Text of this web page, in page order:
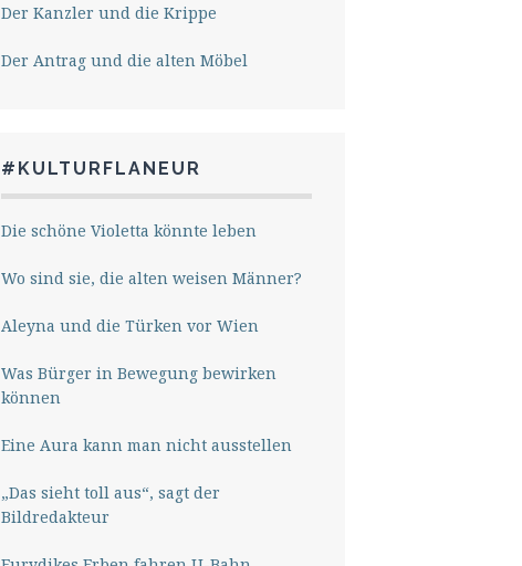
Der Kanzler und die Krippe
Der Antrag und die alten Möbel
#KULTURFLANEUR
Die schöne Violetta könnte leben
Wo sind sie, die alten weisen Männer?
Aleyna und die Türken vor Wien
Was Bürger in Bewegung bewirken
können
Eine Aura kann man nicht ausstellen
„Das sieht toll aus“, sagt der
Bildredakteur